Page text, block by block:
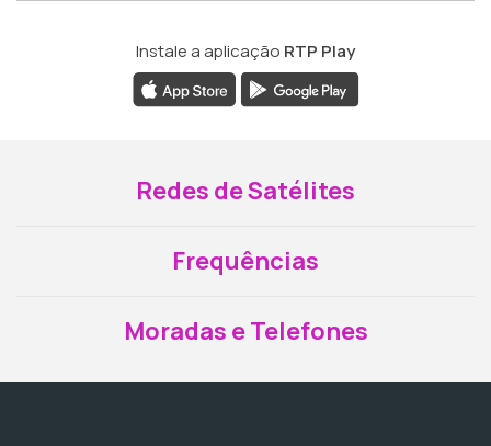
Instale a aplicação RTP Play
Redes de Satélites
Frequências
Moradas e Telefones